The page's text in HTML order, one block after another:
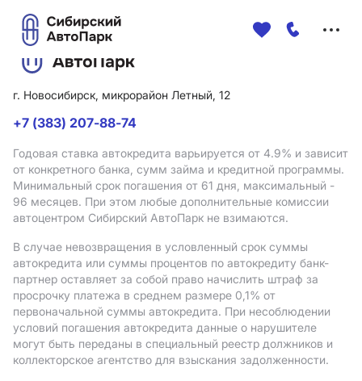
г. Новосибирск, микрорайон Летный, 12
+7 (383) 207-88-74
Годовая ставка автокредита варьируется от 4.9% и зависит
от конкретного банка, сумм займа и кредитной программы.
Минимальный срок погашения от 61 дня, максимальный -
96 месяцев. При этом любые дополнительные комиссии
автоцентром Сибирский АвтоПарк не взимаются.
В случае невозвращения в условленный срок суммы
автокредита или суммы процентов по автокредиту банк-
партнер оставляет за собой право начислить штраф за
просрочку платежа в среднем размере 0,1% от
первоначальной суммы автокредита. При несоблюдении
условий погашения автокредита данные о нарушителе
могут быть переданы в специальный реестр должников и
коллекторское агентство для взыскания задолженности.